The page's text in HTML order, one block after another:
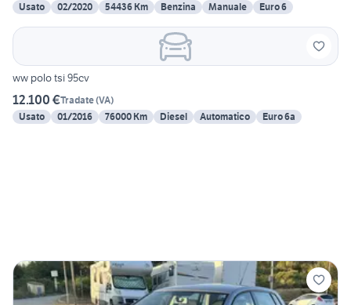
Usato
02/2020 54436 Km Benzina Manuale Euro 6
ww polo tsi 95cv
12.100 €Tradate(VA)
Usato
01/2016 76000 Km Diesel Automatico Euro 6a